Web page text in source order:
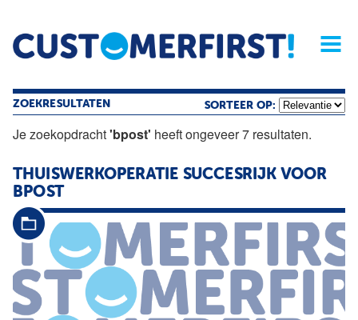
Home Opinie Archief
Magazine
ZOEKRESULTATEN SORTEER OP:
Je zoekopdracht'bpost' heeft ongeveer 7 resultaten.
THUISWERKOPERATIE SUCCESRIJK VOOR
BPOST